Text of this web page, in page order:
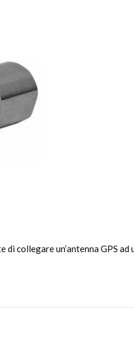
di collegare un’antenna GPS ad